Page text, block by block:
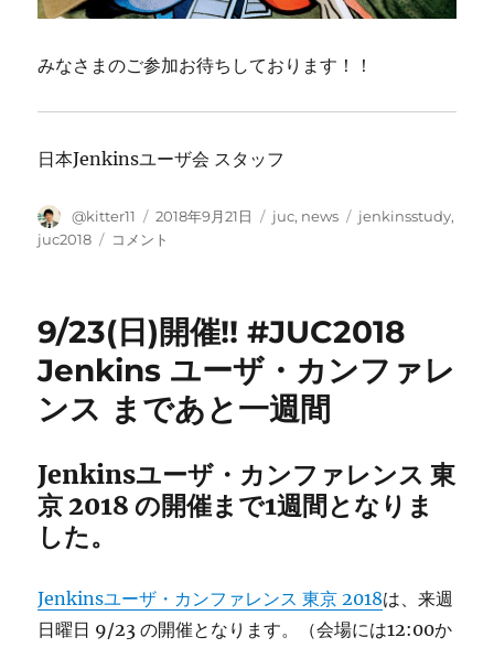
みなさまのご参加お待ちしております！！
日本Jenkinsユーザ会 スタッフ
投
稿
@kitter11
投
稿
2018年9月21日
カ
juc, news
タ
jenkinsstudy,
juc2018
9/23(日)
ユ
ー
ザ・
カ
ン
ァ
レ
ン
京
に
コメント
9/23(日)開催!! #JUC2018
Jenkins ユーザ・カンファレ
ンス まであと一週間
Jenkinsユーザ・カンファレンス 東
京 2018 の開催まで1週間となりま
した。
Jenkinsユーザ・カンファレンス 東京 2018は、来週
日曜日 9/23 の開催となります。（会場には12:00か